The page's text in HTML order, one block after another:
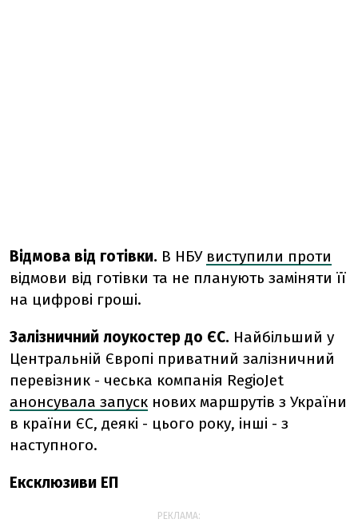
Відмова від готівки. В НБУ виступили проти
відмови від готівки та не планують заміняти її
на цифрові гроші.
Залізничний лоукостер до ЄС. Найбільший у
Центральній Європі приватний залізничний
перевізник - чеська компанія RegioJet
анонсувала запуск нових маршрутів з України
в країни ЄС, деякі - цього року, інші - з
наступного.
Ексклюзиви ЕП
РЕКЛАМА: